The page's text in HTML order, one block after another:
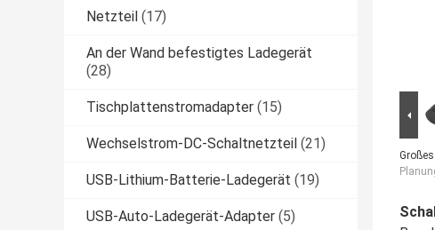
Netzteil (17)
An der Wand befestigtes Ladegerät
(28)
Tischplattenstromadapter (15)
Wechselstrom-DC-Schaltnetzteil (21)
USB-Lithium-Batterie-Ladegerät (19)
USB-Auto-Ladegerät-Adapter (5)